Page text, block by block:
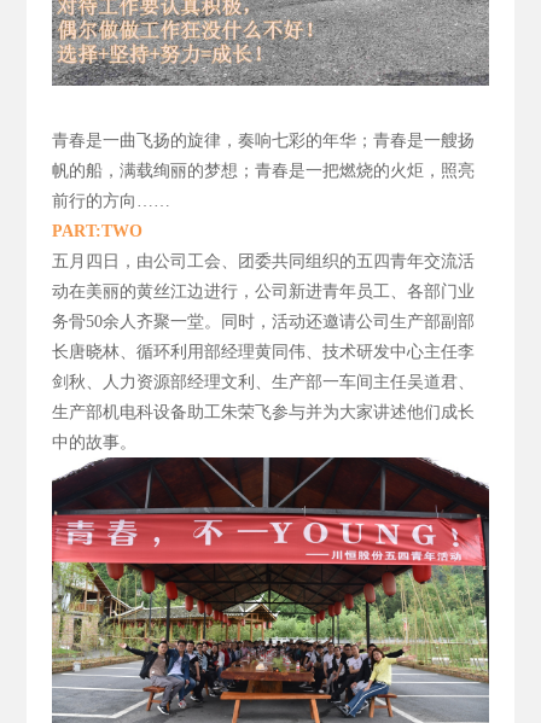
青春是一曲飞扬的旋律， 奏响七彩的年华；青春是一艘扬
帆的船，满载绚丽的梦想；青春是一把燃烧的火炬，照亮
前行的方向……
PART:TWO
五月四日，由公司工会、团委共同组织的五四青年交流活
动在美丽的黄丝江边进行，公司新进青年员工、各部门业
务骨50余人齐聚一堂。同时，活动还邀请公司生产部副部
长唐晓林、循环利用部经理黄同伟、技术研发中心主任李
剑秋、人力资源部经理文利、生产部一车间主任吴道君、
生产部机电科设备助工朱荣飞参与并为大家讲述他们成长
中的故事。